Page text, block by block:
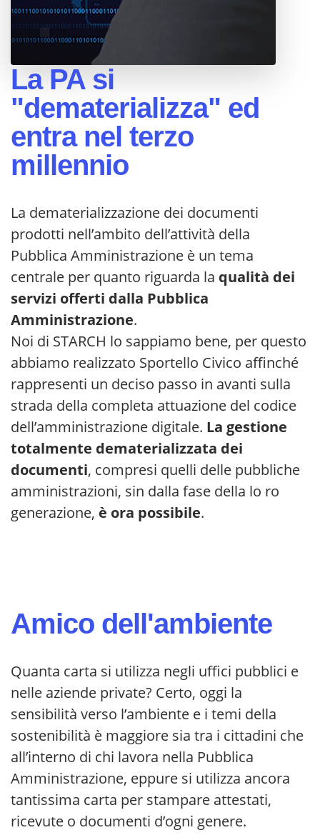
La PA si
"dematerializza" ed
entra nel terzo
millennio
La dematerializzazione dei documenti
prodotti nell’ambito dell’attività della
Pubblica Amministrazione è un tema
centrale per quanto riguarda la qualità dei
servizi offerti dalla Pubblica
Amministrazione.
Noi di STARCH lo sappiamo bene, per questo
abbiamo realizzato Sportello Civico affinché
rappresenti un deciso passo in avanti sulla
strada della completa attuazione del codice
dell’amministrazione digitale. La gestione
totalmente dematerializzata dei
documenti, compresi quelli delle pubbliche
amministrazioni, sin dalla fase della lo ro
generazione, è ora possibile.
Amico dell'ambiente
Quanta carta si utilizza negli uffici pubblici e
nelle aziende private? Certo, oggi la
sensibilità verso l’ambiente e i temi della
sostenibilità è maggiore sia tra i cittadini che
all’interno di chi lavora nella Pubblica
Amministrazione, eppure si utilizza ancora
tantissima carta per stampare attestati,
ricevute o documenti d’ogni genere.